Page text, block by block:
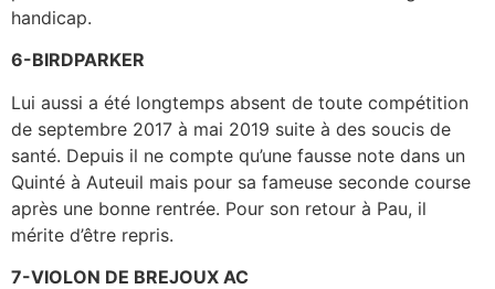
handicap.
6-BIRDPARKER
Lui aussi a été longtemps absent de toute compétition
de septembre 2017 à mai 2019 suite à des soucis de
santé. Depuis il ne compte qu’une fausse note dans un
Quinté à Auteuil mais pour sa fameuse seconde course
après une bonne rentrée. Pour son retour à Pau, il
mérite d’être repris.
7-VIOLON DE BREJOUX AC